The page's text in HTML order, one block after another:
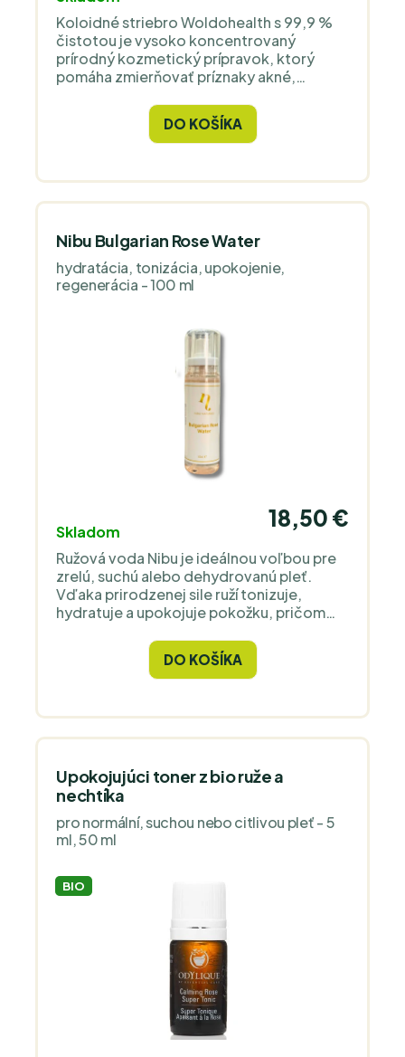
Koloidné striebro Woldohealth s 99,9 %
čistotou je vysoko koncentrovaný
prírodný kozmetický prípravok, ktorý
pomáha zmierňovať príznaky akné,
regenerovať ju. Vďaka svojim
antibakteriálnym vlastnostiam znižuje
potenie a tvorbu plesní.
DO KOŠÍKA
Nibu Bulgarian Rose Water
hydratácia, tonizácia, upokojenie,
regenerácia - 100 ml
Skladom
18,50 €
Ružová voda Nibu je ideálnou voľbou pre
zrelú, suchú alebo dehydrovanú pleť.
Vďaka prirodzenej sile ruží tonizuje,
hydratuje a upokojuje pokožku, pričom
aromaterapeutický účinok.
DO KOŠÍKA
Upokojujúci toner z bio ruže a
nechtíka
pro normální, suchou nebo citlivou pleť - 5
ml, 50 ml
BIO